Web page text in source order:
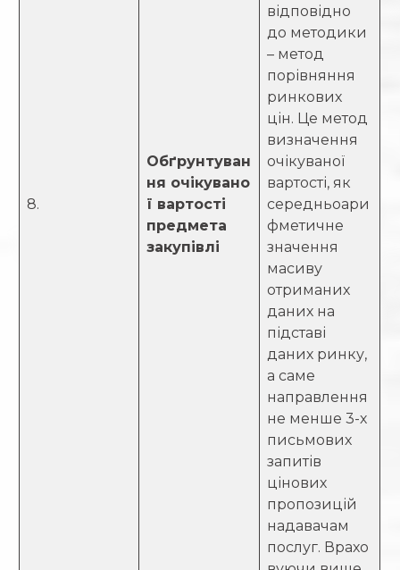
8.
Обґрунтуван
ня очікувано
ї вартості
предмета
закупівлі
відповідно
до методики
– метод
порівняння
ринкових
цін. Це метод
визначення
очікуваної
вартості, як
середньоари
фметичне
значення
масиву
отриманих
даних на
підставі
даних ринку,
а саме
направлення
не менше 3-х
письмових
запитів
цінових
пропозицій
надавачам
послуг. Врахо